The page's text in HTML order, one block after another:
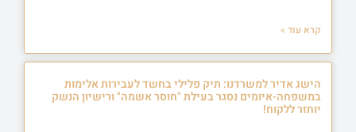
קרא עוד »
הישג אדיר למשרדנו: תיק פלילי בחשד לעבירות אלימות
במשפחה-איומים נסגר בעילת "חוסר אשמה" ורישיון הנשק
יוחזר ללקוח!